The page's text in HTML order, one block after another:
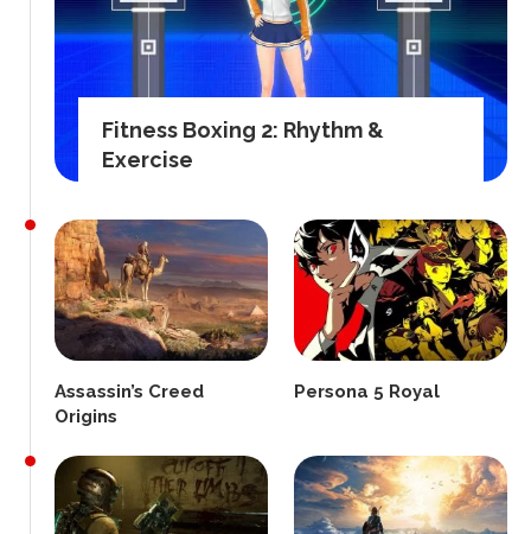
Fitness Boxing 2: Rhythm &
Exercise
Assassin’s Creed
Origins
Persona 5 Royal